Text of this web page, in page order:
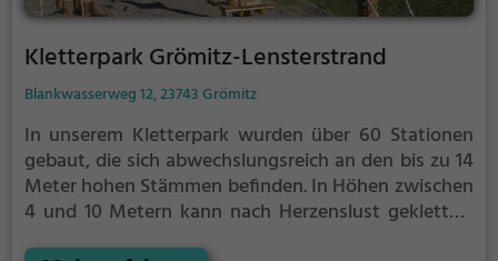
Kletterpark Grömitz-Lensterstrand
Blankwasserweg 12, 23743 Grömitz
In unserem Kletterpark wurden über 60 Stationen
gebaut, die sich abwechslungsreich an den bis zu 14
Meter hohen Stämmen befinden. In Höhen zwischen
4 und 10 Metern kann nach Herzenslust geklettert